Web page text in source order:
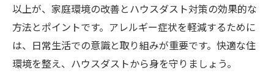
以上が、家庭環境の改善とハウスダスト対策の効果的な
方法とポイントです。アレルギー症状を軽減するために
は、日常生活での意識と取り組みが重要です。快適な住
環境を整え、ハウスダストから身を守りましょう。